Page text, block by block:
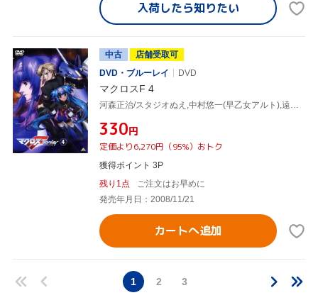
入荷したら知りたい
中古
店舗受取可
DVD・ブルーレイ
DVD
マクロスF 4
河森正治/スタジオぬえ,中村悠一(早乙女アルト),遠藤綾(シェリル・ノーム),江端里沙(キャラクターデザイン),高橋裕一(キャラクターデザイン),菅野よう子(音楽)
¥330円
定価より6,270円（95%）おトク
獲得ポイント 3P
残り1点
ご注文はお早めに
発売年月日：2008/11/21
カートへ追加
1 2 3